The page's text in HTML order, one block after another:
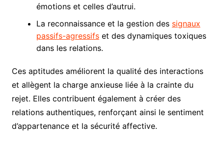
émotions et celles d’autrui.
La reconnaissance et la gestion des signaux
passifs-agressifset des dynamiques toxiques
dans les relations.
Ces aptitudes améliorent la qualité des interactions
et allègent la charge anxieuse liée à la crainte du
rejet. Elles contribuent également à créer des
relations authentiques, renforçant ainsi le sentiment
d’appartenance et la sécurité affective.